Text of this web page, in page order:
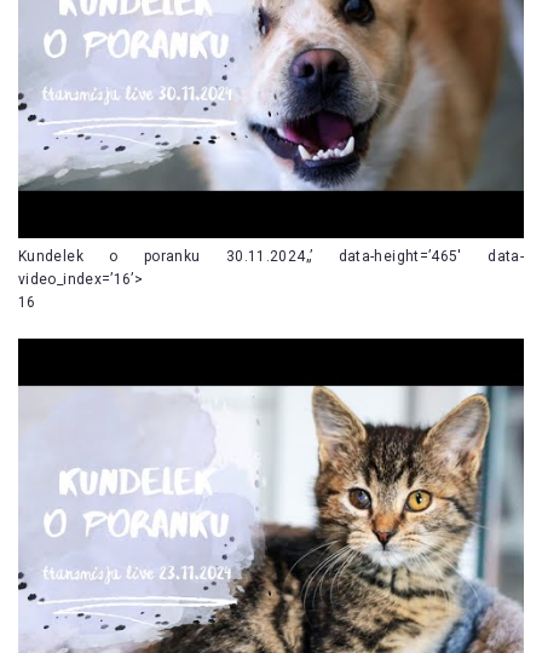
Kundelek o poranku 30.11.2024„’ data-height=’465′ data-
video_index=’16’>
16